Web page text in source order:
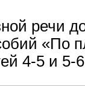
речи
«По
4-5 и 5-6